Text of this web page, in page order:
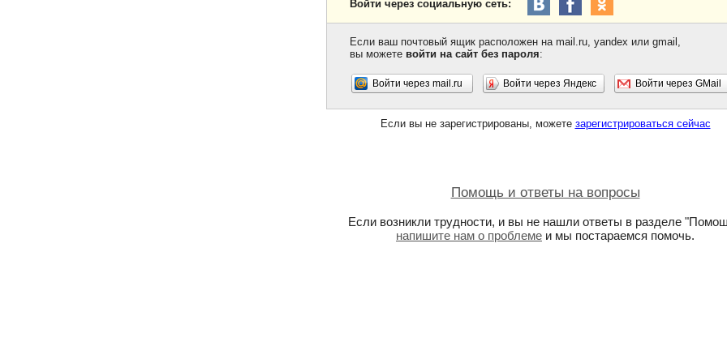
Войти через социальную сеть:
Если ваш почтовый ящик расположен на mail.ru, yandex или gmail,
вы можете войти на сайт без пароля:
Войти через mail.ru Войти через Яндекс Войти через GMail
Если вы не зарегистрированы, можете зарегистрироваться сейчас
Помощь и ответы на вопросы
Если возникли трудности, и вы не нашли ответы в разделе
напишите нам о проблеме и мы постараемся помочь.